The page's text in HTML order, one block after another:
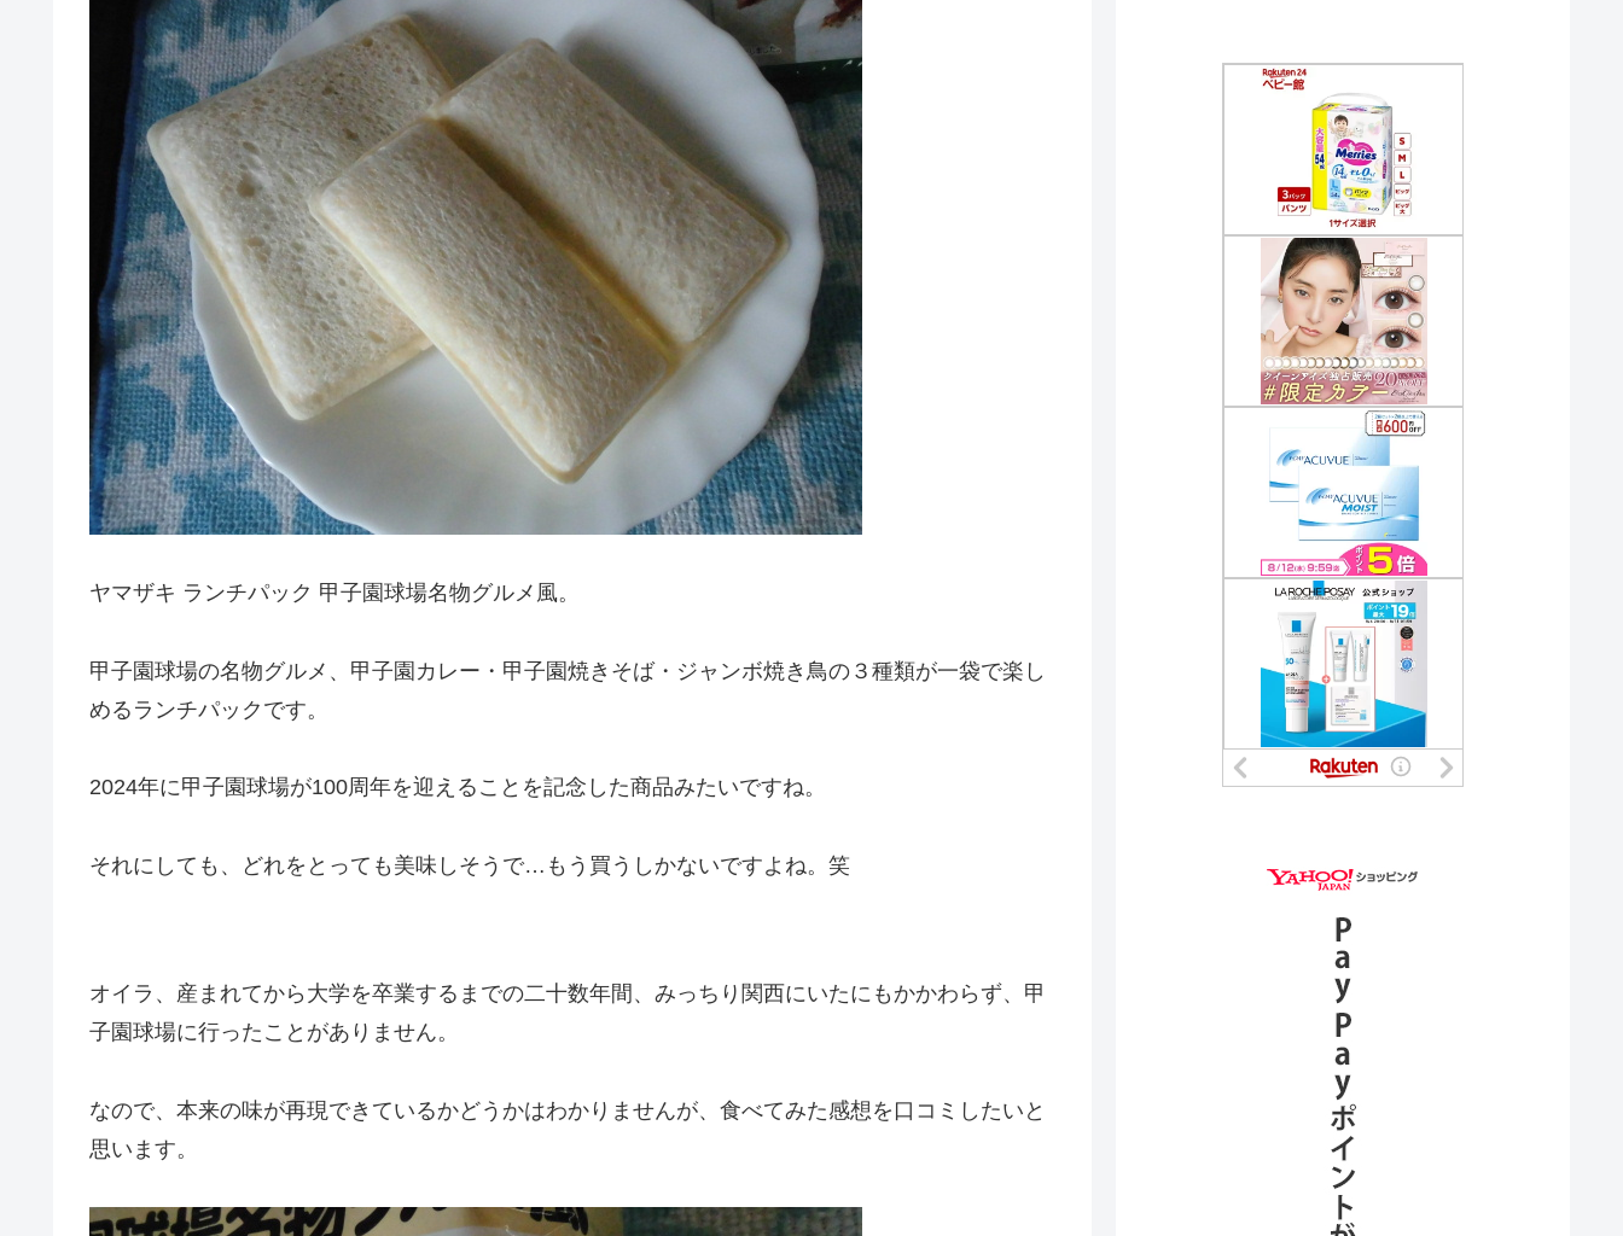
ヤマザキ ランチパック 甲子園球場名物グルメ風。
甲子園球場の名物グルメ、甲子園カレー・甲子園焼きそば・ジャンボ焼き鳥の３種類が一袋で楽し
めるランチパックです。
2024年に甲子園球場が100周年を迎えることを記念した商品みたいですね。
それにしても、どれをとっても美味しそうで…もう買うしかないですよね。笑
オイラ、産まれてから大学を卒業するまでの二十数年間、みっちり関西にいたにもかかわらず、甲
子園球場に行ったことがありません。
なので、本来の味が再現できているかどうかはわかりませんが、食べてみた感想を口コミしたいと
思います。